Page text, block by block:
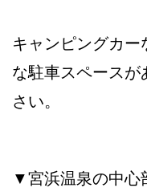
キャンピングカ
な駐車スペースが
さい。
▼宮浜温泉の中心